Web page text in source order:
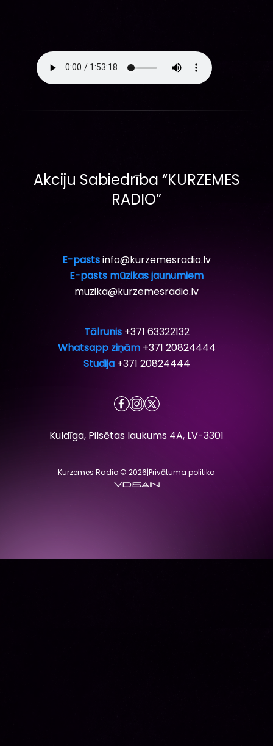
Akciju Sabiedrība “KURZEMES
RADIO”
E-pastsinfo@kurzemesradio.lv
E-pasts mūzikas jaunumiem
muzika@kurzemesradio.lv
Tālrunis +371 63322132
Whatsapp ziņām +371 20824444
Studija +371 20824444
Kuldīga, Pilsētas laukums 4A, LV-3301
Kurzemes Radio © 2026|Privātuma politika